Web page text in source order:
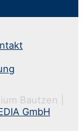
Bautzen |
GmbH